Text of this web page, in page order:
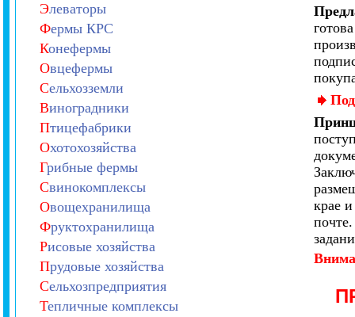
Элеваторы
Фермы КРС
Конефермы
Овцефермы
Сельхозземли
Виноградники
Птицефабрики
Охотохозяйства
Грибные фермы
Свинокомплексы
Овощехранилища
Фруктохранилища
Рисовые хозяйства
Прудовые хозяйства
Сельхозпредприятия
Тепличные комплексы
крае